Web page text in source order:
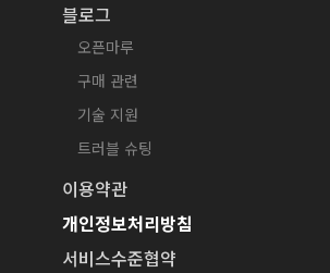
블로그
오픈마루
구매 관련
기술 지원
트러블 슈팅
이용약관
개인정보처리방침
서비스수준협약